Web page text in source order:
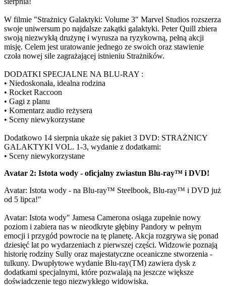
W filmie "Strażnicy Galaktyki: Volume 3" Marvel Studios rozszerza
swoje uniwersum po najdalsze zakątki galaktyki. Peter Quill zbiera
swoją niezwykłą drużynę i wyrusza na ryzykowną, pełną akcji
misję. Celem jest uratowanie jednego ze swoich oraz stawienie
czoła nowej sile zagrażającej istnieniu Strażników.
DODATKI SPECJALNE NA BLU-RAY :
• Niedoskonała, idealna rodzina
• Rocket Raccoon
• Gagi z planu
• Komentarz audio reżysera
• Sceny niewykorzystane
Dodatkowo 14 sierpnia ukaże się pakiet 3 DVD: STRAŻNICY
GALAKTYKI VOL. 1-3, wydanie z dodatkami:
• Sceny niewykorzystane
Avatar 2: Istota wody - oficjalny zwiastun Blu-ray™ i DVD!
Avatar: Istota wody - na Blu-ray™ Steelbook, Blu-ray™ i DVD już
od 5 lipca!"
Avatar: Istota wody" Jamesa Camerona osiąga zupełnie nowy
poziom i zabiera nas w nieodkryte głębiny Pandory w pełnym
emocji i przygód powrocie na tę planetę. Akcja rozgrywa się ponad
dziesięć lat po wydarzeniach z pierwszej części. Widzowie poznają
historię rodziny Sully oraz majestatyczne oceaniczne stworzenia -
tulkuny. Dwupłytowe wydanie Blu-ray(TM) zawiera dysk z
dodatkami specjalnymi, które pozwalają na jeszcze większe
doświadczenie tego niezwykłego widowiska.